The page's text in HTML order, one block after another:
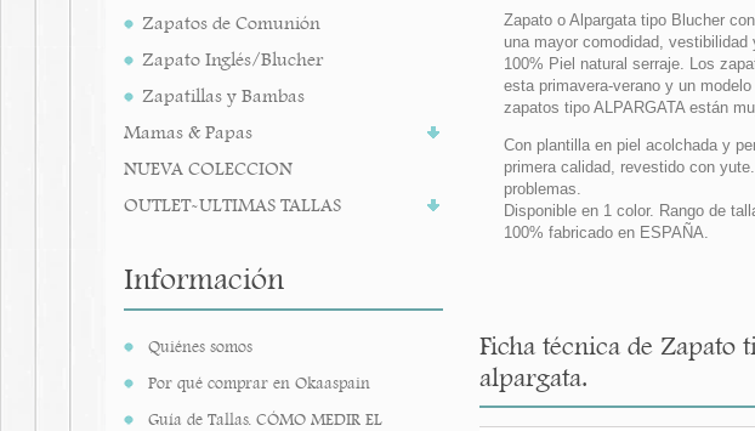
Zapatos de Comunión
Zapato Inglés/Blucher
Zapatillas y Bambas
Mamas & Papas
NUEVA COLECCION
OUTLET-ULTIMAS TALLAS
Información
Quiénes somos
Por qué comprar en Okaaspain
Guía de Tallas. CÓMO MEDIR EL
Zapato o Alpargata tipo Blucher
una mayor comodidad,
100% Piel natural serraje. Los
esta primavera-verano y un
zapatos tipo ALPARGATA están
Con plantilla en piel acolchada y
primera calidad, revestido con
problemas.
Disponible en 1 color. Rango de
100% fabricado en ESPAÑA.
Ficha técnica de Zapato
alpargata.